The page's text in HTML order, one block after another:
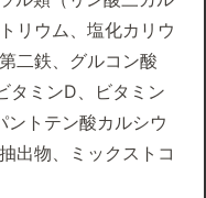
リウム、塩化カリウ
二鉄、グルコン酸
タミンD、ビタミン
ントテン酸カルシウ
出物、ミックストコ